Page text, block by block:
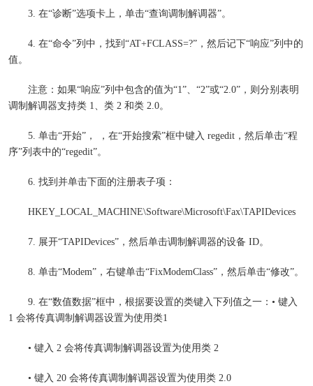
3. 在“诊断”选项卡上，单击“查询调制解调器”。
4. 在“命令”列中，找到“AT+FCLASS=?”，然后记下“响应”列中的
值。
注意：如果“响应”列中包含的值为“1”、“2”或“2.0”，则分别表明
调制解调器支持类 1、类 2 和类 2.0。
5. 单击“开始”， ，在“开始搜索”框中键入 regedit，然后单击“程
序”列表中的“regedit”。
6. 找到并单击下面的注册表子项：
HKEY_LOCAL_MACHINE\Software\Microsoft\Fax\TAPIDevices
7. 展开“TAPIDevices”，然后单击调制解调器的设备 ID。
8. 单击“Modem”，右键单击“FixModemClass”，然后单击“修改”。
9. 在“数值数据”框中，根据要设置的类键入下列值之一：• 键入
1 会将传真调制解调器设置为使用类1
• 键入 2 会将传真调制解调器设置为使用类 2
• 键入 20 会将传真调制解调器设置为使用类 2.0